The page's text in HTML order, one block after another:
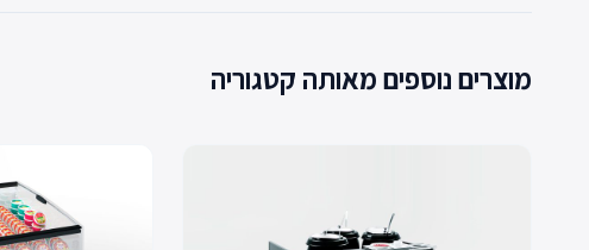
מוצרים נוספים מאותה קטגוריה